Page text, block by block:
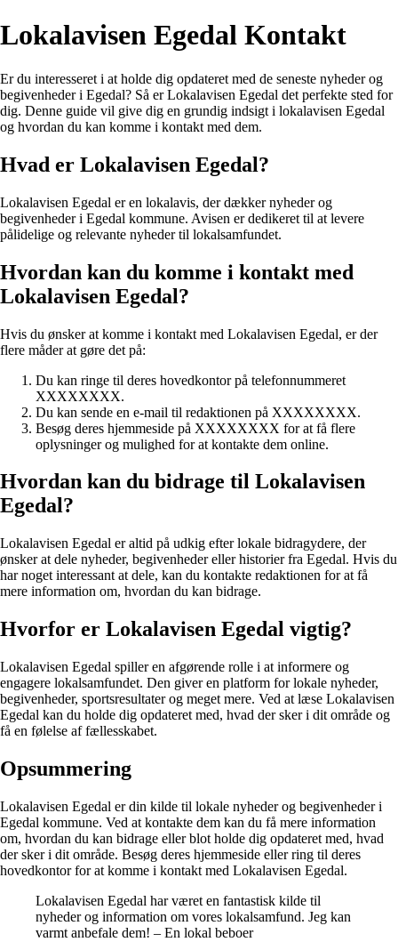
Lokalavisen Egedal Kontakt
Er du interesseret i at holde dig opdateret med de seneste nyheder og
begivenheder i Egedal? Så er Lokalavisen Egedal det perfekte sted for
dig. Denne guide vil give dig en grundig indsigt i lokalavisen Egedal
og hvordan du kan komme i kontakt med dem.
Hvad er Lokalavisen Egedal?
Lokalavisen Egedal er en lokalavis, der dækker nyheder og
begivenheder i Egedal kommune. Avisen er dedikeret til at levere
pålidelige og relevante nyheder til lokalsamfundet.
Hvordan kan du komme i kontakt med
Lokalavisen Egedal?
Hvis du ønsker at komme i kontakt med Lokalavisen Egedal, er der
flere måder at gøre det på:
Du kan ringe til deres hovedkontor på telefonnummeret
XXXXXXXX.
Du kan sende en e-mail til redaktionen på XXXXXXXX.
Besøg deres hjemmeside på XXXXXXXX for at få flere
oplysninger og mulighed for at kontakte dem online.
Hvordan kan du bidrage til Lokalavisen
Egedal?
Lokalavisen Egedal er altid på udkig efter lokale bidragydere, der
ønsker at dele nyheder, begivenheder eller historier fra Egedal. Hvis du
har noget interessant at dele, kan du kontakte redaktionen for at få
mere information om, hvordan du kan bidrage.
Hvorfor er Lokalavisen Egedal vigtig?
Lokalavisen Egedal spiller en afgørende rolle i at informere og
engagere lokalsamfundet. Den giver en platform for lokale nyheder,
begivenheder, sportsresultater og meget mere. Ved at læse Lokalavisen
Egedal kan du holde dig opdateret med, hvad der sker i dit område og
få en følelse af fællesskabet.
Opsummering
Lokalavisen Egedal er din kilde til lokale nyheder og begivenheder i
Egedal kommune. Ved at kontakte dem kan du få mere information
om, hvordan du kan bidrage eller blot holde dig opdateret med, hvad
der sker i dit område. Besøg deres hjemmeside eller ring til deres
hovedkontor for at komme i kontakt med Lokalavisen Egedal.
Lokalavisen Egedal har været en fantastisk kilde til
nyheder og information om vores lokalsamfund. Jeg kan
varmt anbefale dem! – En lokal beboer